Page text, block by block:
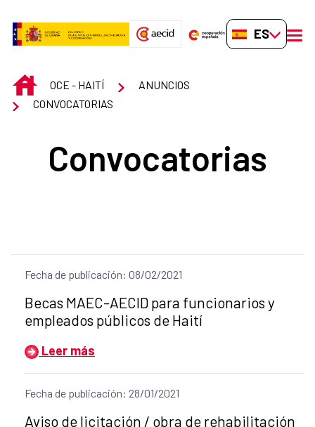
ES-ES
INICIOOCE - HAITÍ
ANUNCIOS
CONVOCATORIAS
Convocatorias
Fecha de publicación: 08/02/2021
Título del anuncio:
Becas MAEC-AECID para funcionarios y
empleados públicos de Haití
Leer más
Fecha de publicación: 28/01/2021
Título del anuncio:
Aviso de licitación / obra de rehabilitación